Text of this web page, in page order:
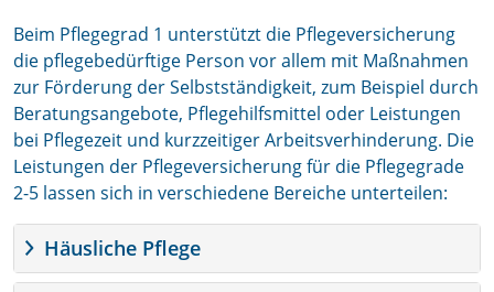
Beim Pflegegrad 1 unterstützt die Pflegeversicherung
die pflegebedürftige Person vor allem mit Maßnahmen
zur Förderung der Selbstständigkeit, zum Beispiel durch
Beratungsangebote, Pflegehilfsmittel oder Leistungen
bei Pflegezeit und kurzzeitiger Arbeitsverhinderung. Die
Leistungen der Pflegeversicherung für die Pflegegrade
2-5 lassen sich in verschiedene Bereiche unterteilen:
Häusliche Pflege